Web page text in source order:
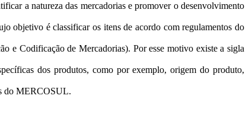
a natureza das mercadorias e promover o desenvolvimento
objetivo é classificar os itens de acordo com regulamentos do
e Codificação de Mercadorias). Por esse motivo existe a sigla
dos produtos, como por exemplo, origem do produto,
do MERCOSUL.